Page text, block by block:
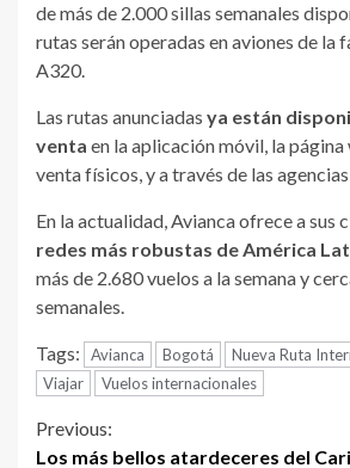
de más de 2.000 sillas semanales
rutas serán operadas en aviones de la
A320.
Las rutas anunciadas ya están
venta en la aplicación móvil, la
venta físicos, y a través de las
En la actualidad, Avianca ofrece a sus
redes más robustas de América
más de 2.680 vuelos a la semana y
semanales.
Tags: Avianca Bogotá Nueva Ruta
Viajar
Vuelos internacionales
Continue
Previous:
Los más bellos atardeceres del